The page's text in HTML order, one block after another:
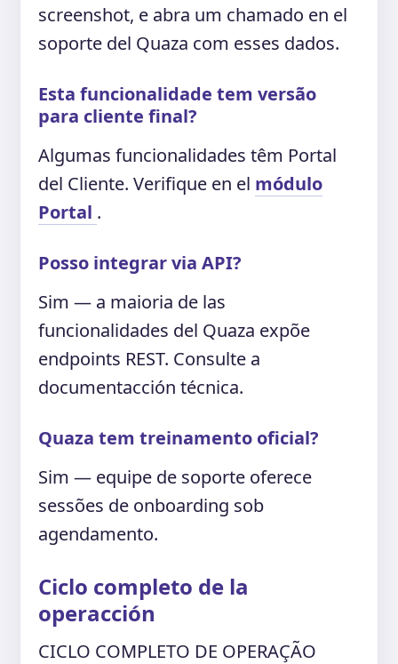
screenshot, e abra um chamado en el
soporte del Quaza com esses dados.
Esta funcionalidade tem versão
para cliente final?
Algumas funcionalidades têm Portal
del Cliente. Verifique en el módulo
Portal .
Posso integrar via API?
Sim — a maioria de las
funcionalidades del Quaza expõe
endpoints REST. Consulte a
documentacción técnica.
Quaza tem treinamento oficial?
Sim — equipe de soporte oferece
sessões de onboarding sob
agendamento.
Ciclo completo de la
operacción
CICLO COMPLETO DE OPERAÇÃO